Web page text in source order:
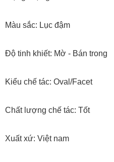
Màu sắc: Lục đậm
Độ tinh khiết: Mờ - Bán trong
Kiểu chế tác: Oval/Facet
Chất lượng chế tác: Tốt
Xuất xứ: Việt nam